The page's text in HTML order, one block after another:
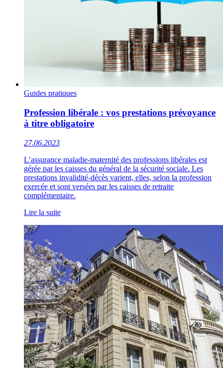
Guides pratiques
Profession libérale : vos prestations prévoyance
à titre obligatoire
27.06.2023
L’assurance maladie-maternité des professions libérales est
gérée par les caisses du général de la sécurité sociale. Les
prestations invalidité-décès varient, elles, selon la profession
exercée et sont versées par les caisses de retraite
complémentaire.
Lire la suite